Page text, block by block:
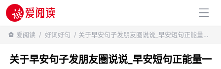
百科知识
爱阅读 / 好词好句 / 关于早安句子发朋友圈说说_早安短句正能量一句话
关于早安句子发朋友圈说说_早安短句正能量一